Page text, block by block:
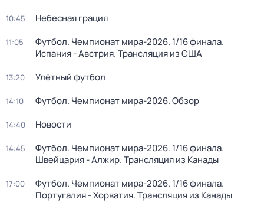
10:45 Небесная грация
11:05
Футбол. Чемпионат мира-2026. 1/16 финала.
Испания - Австрия. Трансляция из США
13:20 Улётный футбол
14:10 Футбол. Чемпионат мира-2026. Обзор
14:40 Новости
14:45
Футбол. Чемпионат мира-2026. 1/16 финала.
Швейцария - Алжир. Трансляция из Канады
17:00
Футбол. Чемпионат мира-2026. 1/16 финала.
Португалия - Хорватия. Трансляция из Канады